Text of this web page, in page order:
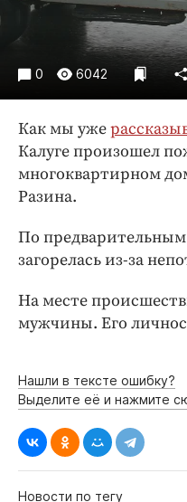
ПРОЕКТЫ
Блоги
Издания
Медиаперсона
Интересное
Клиника года
Бренд года
0 6042
Как мы уже
Калуге произошел
многоквартирном
Разина.
По
загорелась из-за
На месте
мужчины. Его
Нашли в тексте ошибку?
Выделите её и нажмите
Новости по тегу